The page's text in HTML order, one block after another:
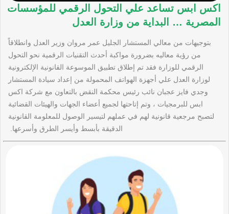
اكس ابس تساعد علي التحول الرقمي للمؤسسات
المصرية … البداية من وزارة العدل
بتوجيهات من معالي المستشار الجليل عمر مروان وزير العدل وانطلاقاً
من رؤية معاليه بضرورة مواكبة أحدث التقنيات الرقمية نحو التحول
الرقمي للوزارة فقد تم إطلاق تطبيق الموسوعة القانونية الإلكترونية
لوزارة العدل علي أجهزة الهواتف المحمولة من إعداد سيادة المستشار
وجدي فايز عجبان نائب رئيس محكمة النقض بالتعاون مع شركة اكس
ابس للبرمجيات ، وتم إتاحتها لجميع أعضاء الجهات والهيئات القضائية
لتصبح مرجعية قانونية لهم في عملهم لتيسير الوصول للمعلومة القانونية
الدقيقة بأبسط وأيسر الطرق وأسرعها.